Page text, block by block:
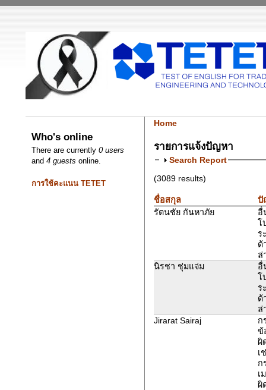
Who's online
There are currently0 users
and4 guests online.
การใช้คะแนน TETET
Home
รายการแจ้งปัญหา
Search Report
(3089 results)
ชื่อสกุล
ปั
รัตนชัย กันหาภัย
อื่
โ
ร
ด้
ล่
นิรชา ชุ่มแจ่ม
อื่
โ
ร
ด้
ล่
Jirarat Sairaj
ก
ข้
ผิ
เ
ก
เ
ผิ